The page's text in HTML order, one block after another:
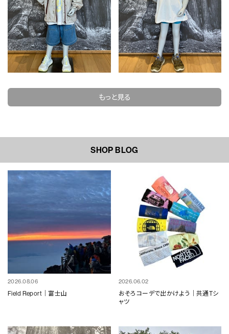
もっと見る
SHOP BLOG
2026.08.06
Field Report｜富士山
2026.06.02
おそろコーデで出かけよう｜共通Tシ
ャツ